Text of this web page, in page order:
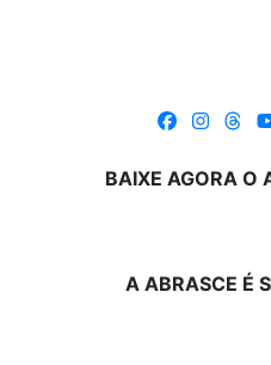
BAIXE AGORA O
A ABRASCE É